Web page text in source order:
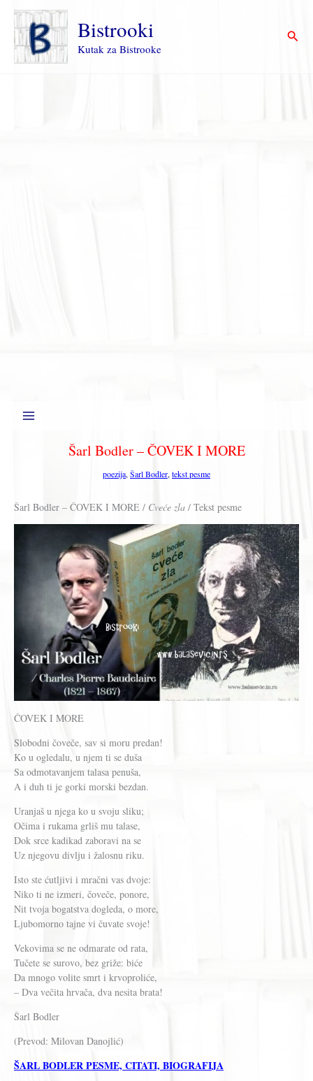
Пређи
садржај
Bistrooki
Kutak za Bistrooke
Šarl Bodler – ČOVEK I MORE
poezija, Šarl Bodler, tekst pesme
Šarl Bodler – ČOVEK I MORE / Cveće zla / Tekst pesme
ČOVEK I MORE
Slobodni čoveče, sav si moru predan!
Ko u ogledalu, u njem ti se duša
Sa odmotavanjem talasa penuša,
A i duh ti je gorki morski bezdan.
Uranjaš u njega ko u svoju sliku;
Očima i rukama grliš mu talase,
Dok srce kadikad zaboravi na se
Uz njegovu divlju i žalosnu riku.
Isto ste ćutljivi i mračni vas dvoje:
Niko ti ne izmeri, čoveče, ponore,
Nit tvoja bogatstva dogleda, o more,
Ljubomorno tajne vi čuvate svoje!
Vekovima se ne odmarate od rata,
Tučete se surovo, bez griže: biće
Da mnogo volite smrt i krvoproliće,
– Dva večita hrvača, dva nesita brata!
Šarl Bodler
(Prevod: Milovan Danojlić)
ŠARL BODLER PESME, CITATI, BIOGRAFIJA